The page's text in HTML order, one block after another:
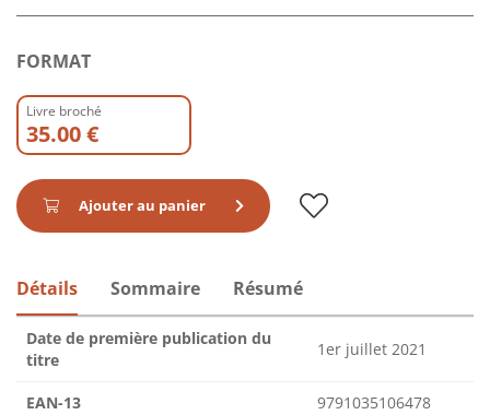
FORMAT
Livre broché
35.00 €
Ajouter au panier
Détails Sommaire Résumé
Date de première publication du
titre
1er juillet 2021
EAN-13 9791035106478